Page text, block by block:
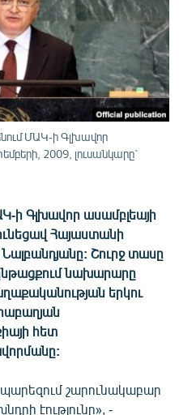
ՄԱԿ-ի Գլխավոր
2009, լուսանկարը`
ի Գլխավոր ասամբլեայի
Հայաստանի
Շուրջ տասը
նախարարը
երկու
հետ
շարունակաբար
էությունը», -